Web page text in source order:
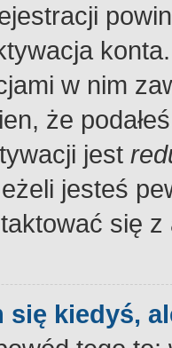
w nim
że
jest
jesteś
się
się kiedyś,